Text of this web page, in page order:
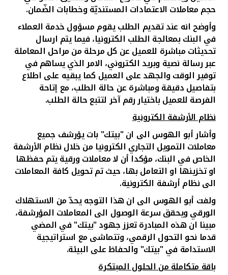
مصر
المملكة المتحدة
مملكة البحرين
حجم معاملات الاعتمادات المستنديّة وخطابات الضّمان.
وأوضح انه عند تقديم الطلب يقوم مسؤول خدمة العملاء
في البنك بمعالجة الطلب الكترونيا، فيما يتم ارسال
تحديثات مباشرة للعميل عن كل مرحلة من مراحل المعاملة
عبر رسالة نصية وبريد الكتروني، الامر الذي يساهم في
توفير الوقت والجهد على العميل كما يبقيه على اطلاع
بتفاصيل دقيقة ومباشرة عن حالة الطلب، مع إتاحة
الفرصة للعميل باختيار رقم آخر لتتبع حالة الطلب.
نظام الأرشفة الكترونية
وأشار أبو الهوس الى ان "بيتك" بات يؤرشف جميع
معاملات التمويل التجاري الكترونيا من خلال نظام الأرشفة
الخاص في البنك، مؤكدا أن لا معاملات ورقية يتم حفظها
او تخزينها او التعامل بها، حيث تم تحويل كافة المعاملات
الى نظام أرشفة الكترونية.
ولفت أبو الهوس الى ان هذا التوجه يحدّ من الاستهلاك
الورقي ويحقق سرعة الوصول الى المعاملات المؤرشفة،
مبينا ان هذه المبادرة تعزز جهود "بيتك" في المضي
قدما نحو التحول الرقمي، وتتماشى مع استراتيجية
الاستدامة في "بيتك" والحفاظ على البيئة.
باقة متكاملة منالحلول المبتكرة